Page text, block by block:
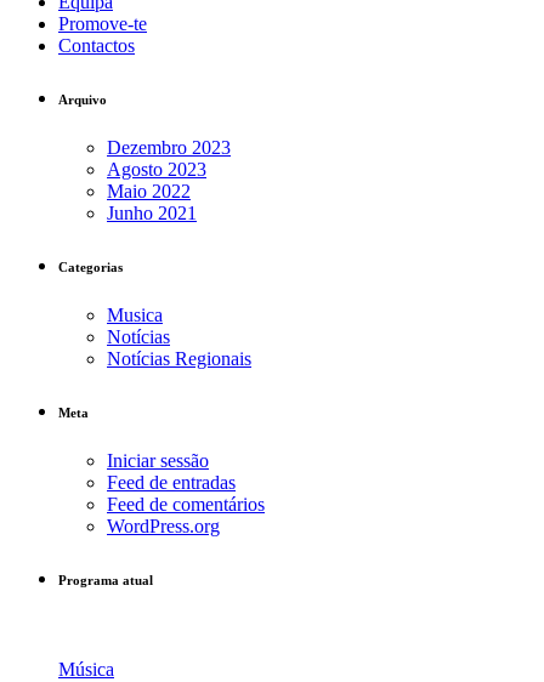
Promove-te
Contactos
Arquivo
Dezembro 2023
Agosto 2023
Maio 2022
Junho 2021
Categorias
Musica
Notícias
Notícias Regionais
Meta
Iniciar sessão
Feed de entradas
Feed de comentários
WordPress.org
Programa atual
Música